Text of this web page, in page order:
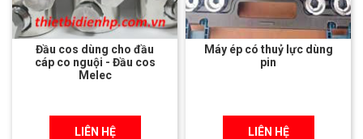
Đầu cos dùng cho đầu
cáp co nguội - Đầu cos
Melec
LIÊN HỆ
Máy ép có thuỷ lực dùng
pin
LIÊN HỆ